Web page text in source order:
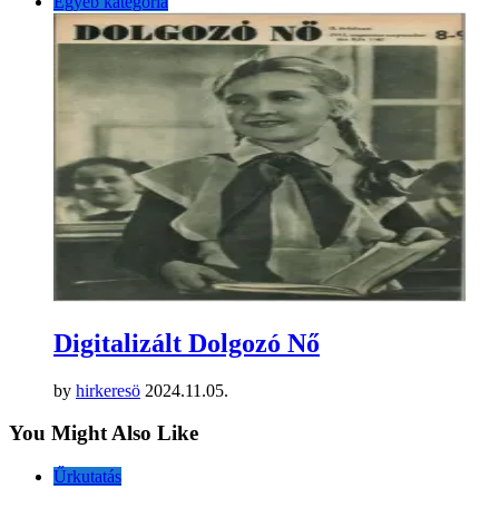
Digitalizált Dolgozó Nő
by hirkeresö 2024.11.05.
You Might Also Like
Űrkutatás